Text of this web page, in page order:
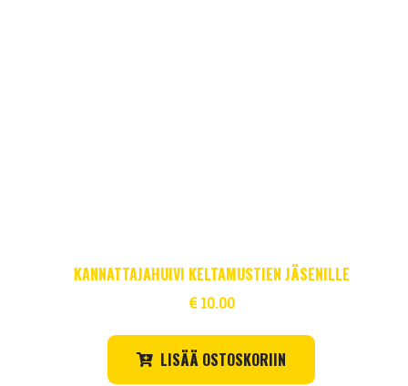
KANNATTAJAHUIVI KELTAMUSTIEN JÄSENILLE
€10.00
LISÄÄ OSTOSKORIIN